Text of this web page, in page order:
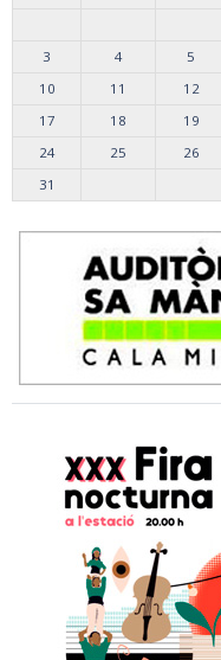
3
4 5
10
11 12
17
18 19
24
25 26
31